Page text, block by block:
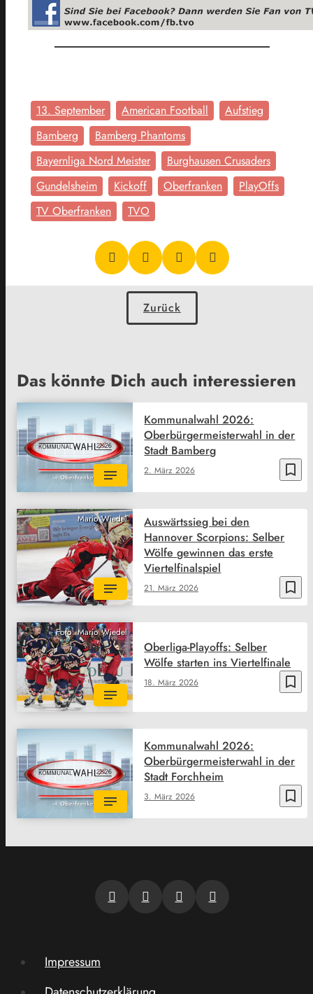
13. September American Football
Aufstieg
Bamberg
Bamberg Phantoms
Bayernliga Nord Meister
Burghausen Crusaders
Gundelsheim
Kickoff Oberfranken
PlayOffs
TV Oberfranken
TVO
Zurück
Das könnte Dich auch interessieren
bookmark_border
2. März 2026
Kommunalwahl 2026:
Oberbürgermeisterwahl in der
Stadt Bamberg
Mario Wiedel
bookmark_border
21. März 2026
Auswärtssieg bei den
Hannover Scorpions: Selber
Wölfe gewinnen das erste
Viertelfinalspiel
Foto: Mario Wiedel
bookmark_border
18. März 2026
Oberliga-Playoffs: Selber
Wölfe starten ins Viertelfinale
bookmark_border
3. März 2026
Kommunalwahl 2026:
Oberbürgermeisterwahl in der
Stadt Forchheim
Impressum